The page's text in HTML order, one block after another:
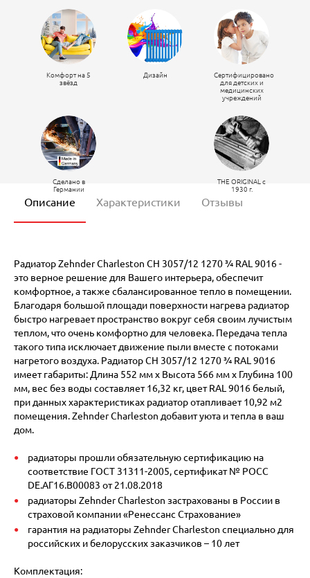
Комфорт на 5
звёзд
Дизайн
Сертифицировано
для детских и
медицинских
учреждений
Сделано в
Германии
THE ORIGINAL c
1930 г.
Описание Характеристики Отзывы
Радиатор Zehnder Charleston CH 3057/12 1270 ¾ RAL 9016 -
это верное решение для Вашего интерьера, обеспечит
комфортное, а также сбалансированное тепло в помещении.
Благодаря большой площади поверхности нагрева радиатор
быстро нагревает пространство вокруг себя своим лучистым
теплом, что очень комфортно для человека. Передача тепла
такого типа исключает движение пыли вместе с потоками
нагретого воздуха. Радиатор CH 3057/12 1270 ¾ RAL 9016
имеет габариты: Длина 552 мм х Высота 566 мм х Глубина 100
мм, вес без воды составляет 16,32 кг, цвет RAL 9016 белый,
при данных характеристиках радиатор отапливает 10,92 м2
помещения. Zehnder Charleston добавит уюта и тепла в ваш
дом.
радиаторы прошли обязательную сертификацию на
соответствие ГОСТ 31311-2005, сертификат № POCC
DE.АГ16.В00083 от 21.08.2018
радиаторы Zehnder Charleston застрахованы в России в
страховой компании «Ренессанс Страхование»
гарантия на радиаторы Zehnder Charleston специально для
российских и белорусских заказчиков – 10 лет
Комплектация: